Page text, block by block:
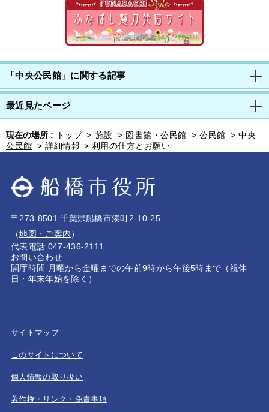
「中央公民館」に関する記事
最近見たページ
現在の場所 : トップ > 施設 > 図書館・公民館 > 公民館 > 中央
公民館 > 詳細情報 > 利用の仕方とお願い
〒273-8501 千葉県船橋市湊町2-10-25
（地図・ご案内）
代表電話 047-436-2111
お問い合わせ
開庁時間 月曜から金曜までの午前9時から午後5時まで（祝休
日・年末年始を除く）
サイトマップ
このサイトについて
個人情報の取り扱い
著作権・リンク・免責事項